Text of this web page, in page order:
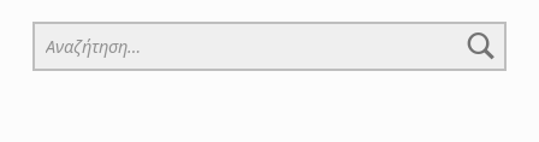
Αναζήτηση για: